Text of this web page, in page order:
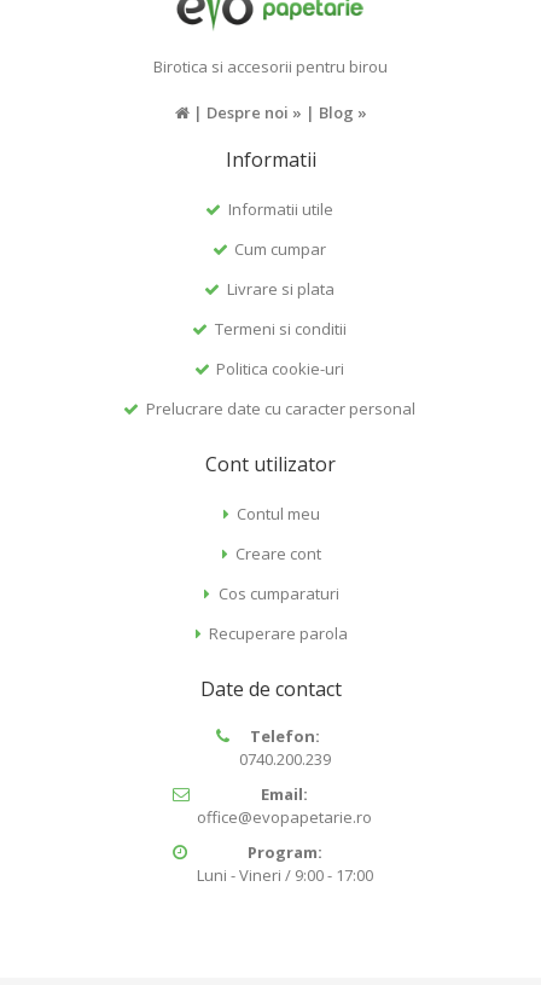
Birotica si accesorii pentru birou
| Despre noi » | Blog »
Informatii
Informatii utile
Cum cumpar
Livrare si plata
Termeni si conditii
Politica cookie-uri
Prelucrare date cu caracter personal
Cont utilizator
Contul meu
Creare cont
Cos cumparaturi
Recuperare parola
Date de contact
Telefon:
0740.200.239
Email:
office@evopapetarie.ro
Program:
Luni - Vineri / 9:00 - 17:00